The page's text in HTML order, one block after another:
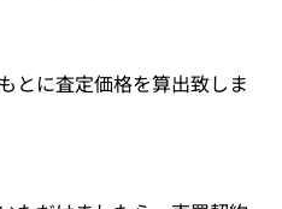
とに査定価格を算出致しま